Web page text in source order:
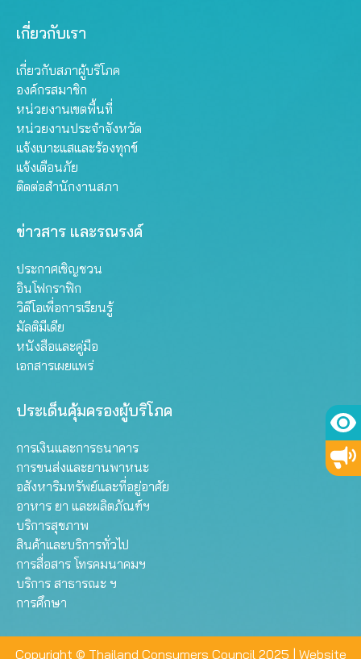
เกี่ยวกับเรา
เกี่ยวกับสภาผู้บริโภค
องค์กรสมาชิก
หน่วยงานเขตพื้นที่
หน่วยงานประจำจังหวัด
แจ้งเบาะแสและร้องทุกข์
แจ้งเตือนภัย
ติดต่อสำนักงานสภา
ข่าวสาร และรณรงค์
ประกาศเชิญชวน
อินโฟกราฟิก
วิดีโอเพื่อการเรียนรู้
มัลติมีเดีย
หนังสือและคู่มือ
เอกสารเผยแพร่
ประเด็นคุ้มครองผู้บริโภค
การเงินและการธนาคาร
การขนส่งและยานพาหนะ
อสังหาริมทรัพย์และที่อยู่อาศัย
อาหาร ยา และผลิตภัณฑ์ฯ
บริการสุขภาพ
สินค้าและบริการทั่วไป
การสื่อสาร โทรคมนาคมฯ
บริการ สาธารณะ ฯ
การศึกษา
Copyright © Thailand Consumers Council 2025 | Website